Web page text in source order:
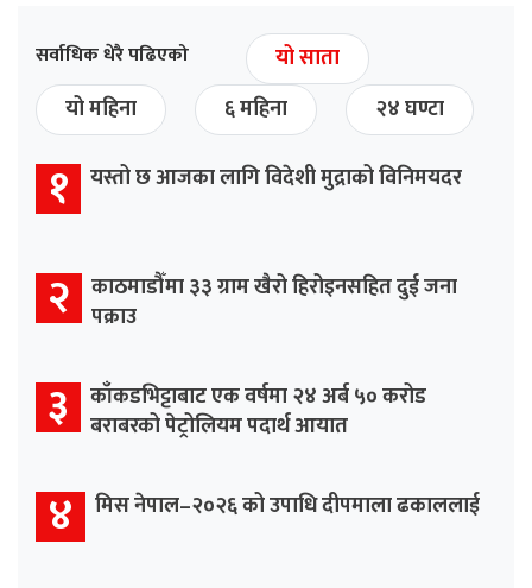
सर्वाधिक धेरै पढिएको
यो साता
यो महिना
६ महिना २४ घण्टा
१ यस्तो छ आजका लागि विदेशी मुद्राको विनिमयदर
२ काठमाडौँमा ३३ ग्राम खैरो हिरोइनसहित दुई जना
पक्राउ
३ काँकडभिट्टाबाट एक वर्षमा २४ अर्ब ५० करोड
बराबरको पेट्रोलियम पदार्थ आयात
४ मिस नेपाल–२०२६ को उपाधि दीपमाला ढकाललाई